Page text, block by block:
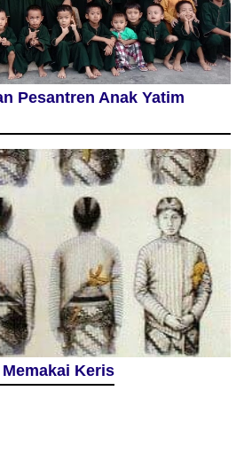
Pesantren Anak Yatim
Keris